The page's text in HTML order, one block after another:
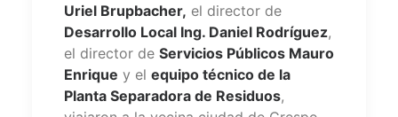
Uriel Brupbacher, el director de
Desarrollo Local Ing. Daniel Rodríguez,
el director de Servicios Públicos Mauro
Enrique y el equipo técnico de la
Planta Separadora de Residuos,